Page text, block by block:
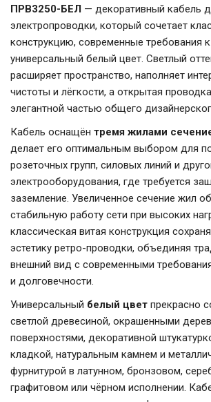
ПРВ3250-БЕЛ — декоративный кабель
электропроводки, который сочетает
конструкцию, современные требования
универсальный белый цвет. Светлый
расширяет пространство, наполняет
чистоты и лёгкости, а открытая
элегантной частью общего
Кабель оснащён тремя жилами
делает его оптимальным выбором для
розеточных групп, силовых линий и
электрооборудования, где требуется
заземление. Увеличенное сечение жил
стабильную работу сети при высоких
классическая витая конструкция
эстетику ретро-проводки, объединяя
внешний вид с современными
и долговечности.
Универсальный белый цвет прекрасно
светлой древесиной, окрашенными
поверхностями, декоративной
кладкой, натуральным камнем и
фурнитурой в латунном, бронзовом,
графитовом или чёрном исполнении.